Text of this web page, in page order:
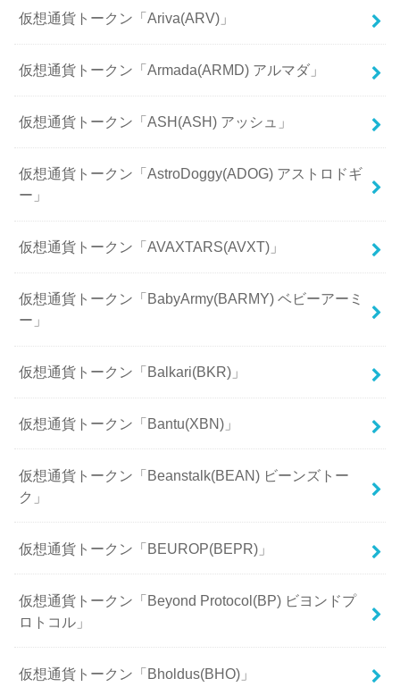
仮想通貨トークン「Ariva(ARV)」
仮想通貨トークン「Armada(ARMD) アルマダ」
仮想通貨トークン「ASH(ASH) アッシュ」
仮想通貨トークン「AstroDoggy(ADOG) アストロドギ
ー」
仮想通貨トークン「AVAXTARS(AVXT)」
仮想通貨トークン「BabyArmy(BARMY) ベビーアーミ
ー」
仮想通貨トークン「Balkari(BKR)」
仮想通貨トークン「Bantu(XBN)」
仮想通貨トークン「Beanstalk(BEAN) ビーンズトー
ク」
仮想通貨トークン「BEUROP(BEPR)」
仮想通貨トークン「Beyond Protocol(BP) ビヨンドプ
ロトコル」
仮想通貨トークン「Bholdus(BHO)」